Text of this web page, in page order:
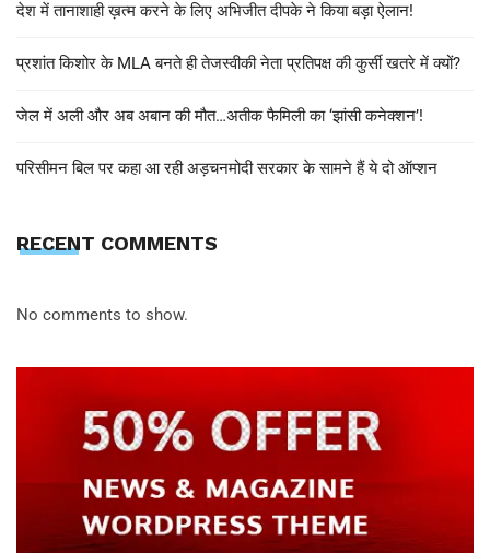
देश में तानाशाही ख़त्म करने के लिए अभिजीत दीपके ने किया बड़ा ऐलान!
प्रशांत किशोर के MLA बनते ही तेजस्वीकी नेता प्रतिपक्ष की कुर्सी खतरे में क्यों?
जेल में अली और अब अबान की मौत…अतीक फैमिली का ‘झांसी कनेक्शन’!
परिसीमन बिल पर कहा आ रही अड़चनमोदी सरकार के सामने हैं ये दो ऑप्शन
RECENT COMMENTS
No comments to show.